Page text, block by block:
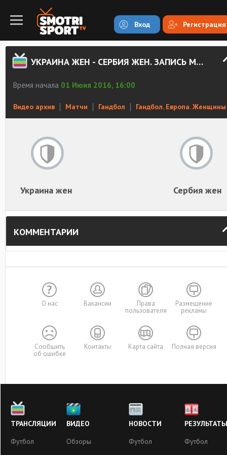
Вход Регистрация
УКРАИНА ЖЕН - СЕРБИЯ ЖЕН. ЗАПИСЬ МАТЧА
Время начала 01 Июня 2016, 16:00
Видео архив Матчи Гандбол Гандбол. Европа. Женщины
Украина жен Сербия жен
КОММЕНТАРИИ
О нас Вакансии
Права
пользователя
Размещение
рекламы
Сообщить
об ошибке
Контакты Карта сайта Полная версия
ТРАНСЛЯЦИИ
Футбол
ВИДЕО
Обзоры
НОВОСТИ
Футбол
РЕЗУЛЬТАТЫ
Футбол